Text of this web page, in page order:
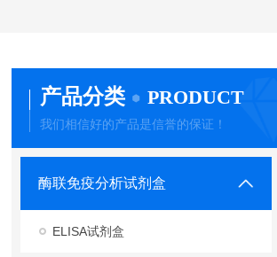
产品分类 PRODUCT
我们相信好的产品是信誉的保证！
酶联免疫分析试剂盒
ELISA试剂盒